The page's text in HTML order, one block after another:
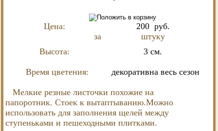
Цена: 200руб.
за
штуку
Высота:
3 см.
Время цветения: декоративна весь сезон
Мелкие резные листочки похожие на
папоротник. Стоек к вытаптыванию.Можно
использовать для заполнения щелей между
ступеньками и пешеходными плитками.